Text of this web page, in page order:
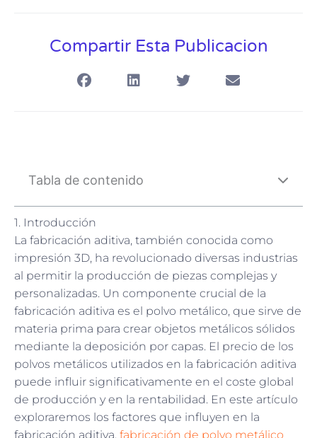
Compartir Esta Publicacion
Tabla de contenido
1. Introducción
La fabricación aditiva, también conocida como
impresión 3D, ha revolucionado diversas industrias
al permitir la producción de piezas complejas y
personalizadas. Un componente crucial de la
fabricación aditiva es el polvo metálico, que sirve de
materia prima para crear objetos metálicos sólidos
mediante la deposición por capas. El precio de los
polvos metálicos utilizados en la fabricación aditiva
puede influir significativamente en el coste global
de producción y en la rentabilidad. En este artículo
exploraremos los factores que influyen en la
fabricación aditiva. fabricación de polvo metálico